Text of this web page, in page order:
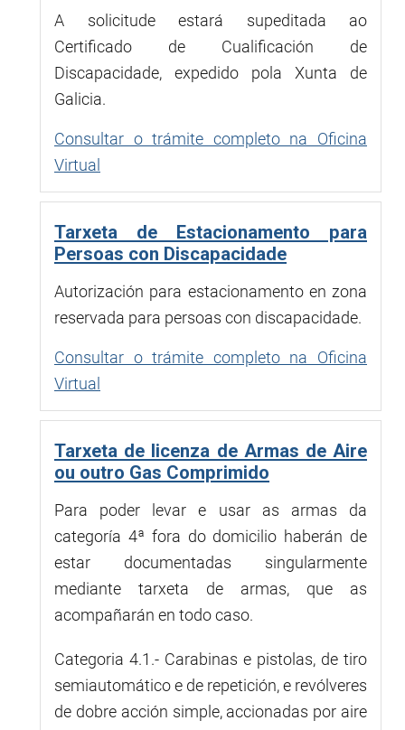
A solicitude estará supeditada ao
Certificado de Cualificación de
Discapacidade, expedido pola Xunta de
Galicia.
Consultar o trámite completo na Oficina
Virtual
Tarxeta de Estacionamento para
Persoas con Discapacidade
Autorización para estacionamento en zona
reservada para persoas con discapacidade.
Consultar o trámite completo na Oficina
Virtual
Tarxeta de licenza de Armas de Aire
ou outro Gas Comprimido
Para poder levar e usar as armas da
categoría 4ª fora do domicilio haberán de
estar documentadas singularmente
mediante tarxeta de armas, que as
acompañarán en todo caso.
Categoria 4.1.- Carabinas e pistolas, de tiro
semiautomático e de repetición, e revólveres
de dobre acción simple, accionadas por aire